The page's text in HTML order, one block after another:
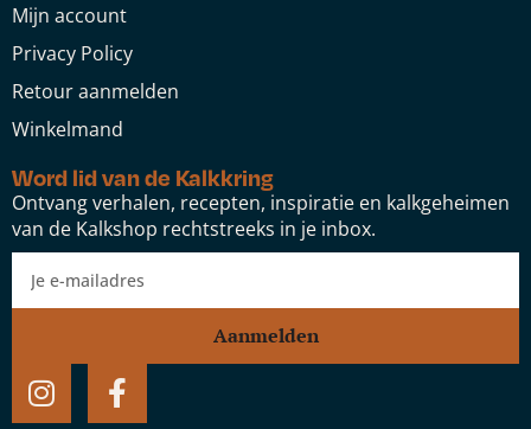
Mijn account
Privacy Policy
Retour aanmelden
Winkelmand
Word lid van de Kalkkring
Ontvang verhalen, recepten, inspiratie en kalkgeheimen
van de Kalkshop rechtstreeks in je inbox.
Aanmelden